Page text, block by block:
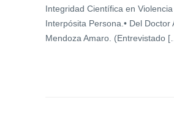
Integridad Científica en
Interpósita Persona.• Del Doctor
Mendoza Amaro. (Entrevistado